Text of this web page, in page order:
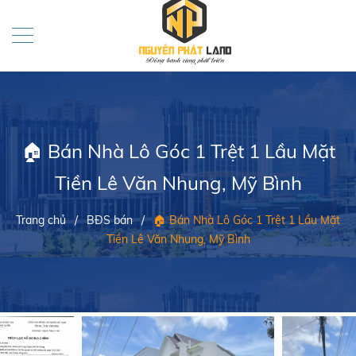
🏠 Bán Nhà Lô Góc 1 Trệt 1 Lầu Mặt
Tiền Lê Văn Nhung, Mỹ Bình
Trang chủ / BĐS bán / 🏠 Bán Nhà Lô Góc 1 Trệt 1 Lầu Mặt
Tiền Lê Văn Nhung, Mỹ Bình